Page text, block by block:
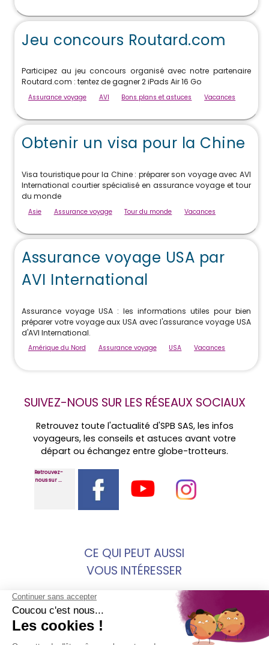
Jeu concours Routard.com
Participez au jeu concours organisé avec notre partenaire
Routard.com : tentez de gagner 2 iPads Air 16 Go
Assurance voyage AVI Bons plans et astuces Vacances
Obtenir un visa pour la Chine
Visa touristique pour la Chine : préparer son voyage avec AVI
International courtier spécialisé en assurance voyage et tour
du monde
Asie Assurance voyage Tour du monde Vacances
Assurance voyage USA par
AVI International
Assurance voyage USA : les informations utiles pour bien
préparer votre voyage aux USA avec l'assurance voyage USA
d'AVI International.
Amérique du Nord Assurance voyage USA Vacances
SUIVEZ-NOUS SUR LES RÉSEAUX SOCIAUX
Retrouvez toute l'actualité d'SPB SAS, les infos
voyageurs, les conseils et astuces avant votre
départ ou échangez entre globe-trotteurs.
Retrouvez-
nous sur ...
CE QUI PEUT AUSSI
VOUS INTÉRESSER
voyage kirghizistan
decouvrez chefchaouen la perle bleue du
maroc